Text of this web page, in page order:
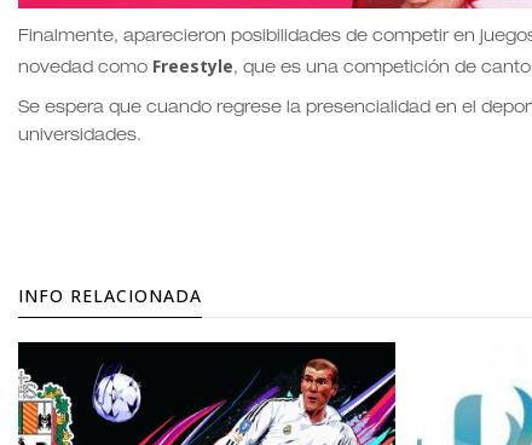
Finalmente, aparecieron posibilidades de competir en
novedad como Freestyle, que es una competición de
Se espera que cuando regrese la presencialidad en el
universidades.
INFO RELACIONADA